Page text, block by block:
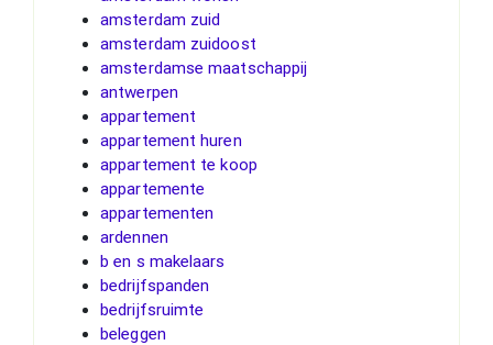
amsterdam zuid
amsterdam zuidoost
amsterdamse maatschappij
antwerpen
appartement
appartement huren
appartement te koop
appartemente
appartementen
ardennen
b en s makelaars
bedrijfspanden
bedrijfsruimte
beleggen